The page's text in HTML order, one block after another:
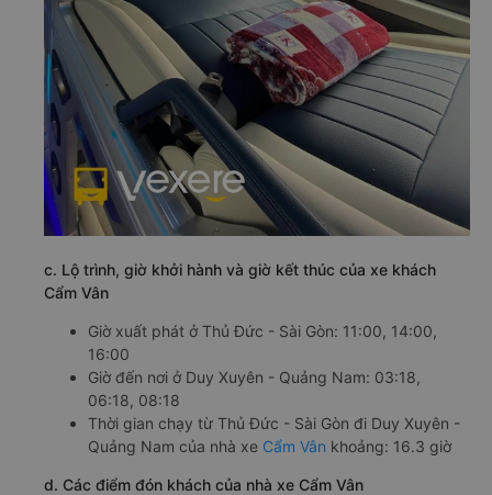
c. Lộ trình, giờ khởi hành và giờ kết thúc của xe khách
Cẩm Vân
Giờ xuất phát ở Thủ Đức - Sài Gòn: 11:00, 14:00,
16:00
Giờ đến nơi ở Duy Xuyên - Quảng Nam: 03:18,
06:18, 08:18
Thời gian chạy từ Thủ Đức - Sài Gòn đi Duy Xuyên -
Quảng Nam của nhà xe Cẩm Vân khoảng: 16.3 giờ
d. Các điểm đón khách của nhà xe Cẩm Vân